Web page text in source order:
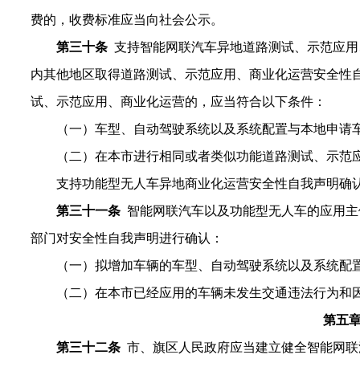
费的，收费标准应当向社会公示。
第三十条 支持智能网联汽车异地道路测试、示范应
内其他地区取得道路测试、示范应用、商业化运营安全性
试、示范应用、商业化运营的，应当符合以下条件：
（一）车型、自动驾驶系统以及系统配置与本地申请
（二）在本市进行相同或者类似功能道路测试、示范
支持功能型无人车异地商业化运营安全性自我声明确
第三十一条 智能网联汽车以及功能型无人车的应用
部门对安全性自我声明进行确认：
（一）拟增加车辆的车型、自动驾驶系统以及系统
（二）在本市已经应用的车辆未发生交通违法行为和
第五
第三十二条 市、旗区 人民政府应当建立健全智能网